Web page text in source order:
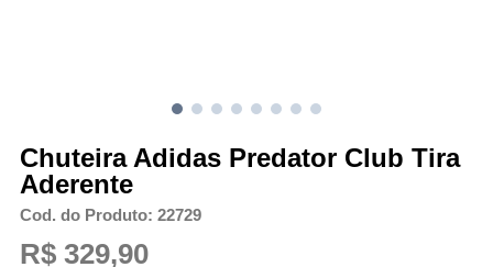
Chuteira Adidas Predator Club Tira
Aderente
Cod. do Produto: 22729
R$ 329,90